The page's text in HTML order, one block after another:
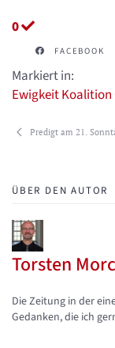
0
FACEBOOK
Markiert in:
EwigkeitKoalition
Predigt am 21.
ÜBER DEN AUTOR
Torsten
Updates
Abo von Updates
Die Zeitung in der
Gedanken, die ich